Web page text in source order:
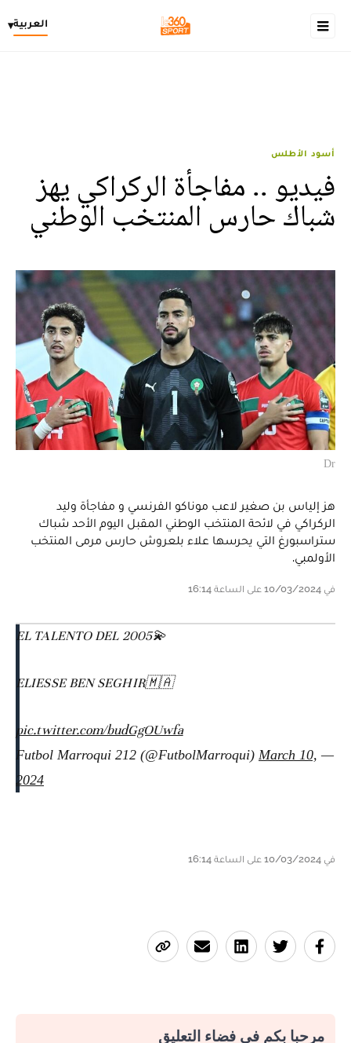
العربية▾
أسود الأطلس
فيديو .. مفاجأة الركراكي يهز
شباك حارس المنتخب الوطني
Dr
هز إلياس بن صغير لاعب موناكو الفرنسي و مفاجأة وليد
الركراكي في لائحة المنتخب الوطني المقبل اليوم الأحد شباك
ستراسبورغ التي يحرسها علاء بلعروش حارس مرمى المنتخب
الأولمبي.
في 10/03/2024 على الساعة 16:14
EL TALENTO DEL 2005💫
ELIESSE BEN SEGHIR🇲🇦
pic.twitter.com/budGgOUwfa
— Futbol Marroqui 212 (@FutbolMarroqui)
March 10,
2024
في 10/03/2024 على الساعة 16:14
مرحبا بكم في فضاء التعليق